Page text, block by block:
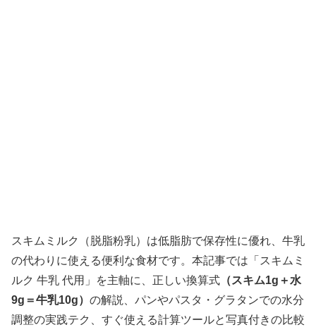
スキムミルク（脱脂粉乳）は低脂肪で保存性に優れ、牛乳
の代わりに使える便利な食材です。本記事では「スキムミ
ルク 牛乳 代用」を主軸に、正しい換算式 （スキム1g＋水
9g＝牛乳10g） の解説、パンやパスタ・グラタンでの水分
調整の実践テク、すぐ使える計算ツールと写真付きの比較